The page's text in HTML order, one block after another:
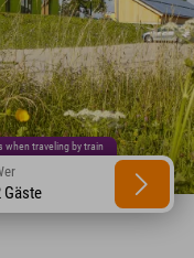
when traveling by train
Gäste